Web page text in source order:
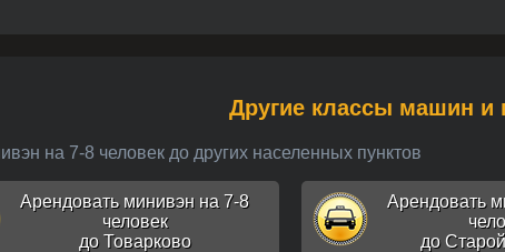
Другие классы машин и
на 7-8 человек до других населенных пунктов
Арендовать минивэн на 7-8
человек
до Товарково
Арендовать
до